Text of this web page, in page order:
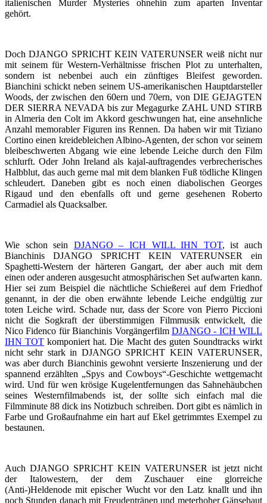
italienischen Murder Mysteries ohnehin zum aparten Inventar
gehört.
Doch DJANGO SPRICHT KEIN VATERUNSER weiß nicht nur
mit seinem für Western-Verhältnisse frischen Plot zu unterhalten,
sondern ist nebenbei auch ein zünftiges Bleifest geworden.
Bianchini schickt neben seinem US-amerikanischen Hauptdarsteller
Woods, der zwischen den 60ern und 70ern, von DIE GEJAGTEN
DER SIERRA NEVADA bis zur Megagurke ZAHL UND STIRB
in Almeria den Colt im Akkord geschwungen hat, eine ansehnliche
Anzahl memorabler Figuren ins Rennen. Da haben wir mit Tiziano
Cortino einen kreidebleichen Albino-Agenten, der schon vor seinem
bleibeschwerten Abgang wie eine lebende Leiche durch den Film
schlurft. Oder John Ireland als kajal-auftragendes verbrecherisches
Halbblut, das auch gerne mal mit dem blanken Fuß tödliche Klingen
schleudert. Daneben gibt es noch einen diabolischen Georges
Rigaud und den ebenfalls oft und gerne gesehenen Roberto
Carmadiel als Quacksalber.
Wie schon sein DJANGO – ICH WILL IHN TOT, ist auch
Bianchinis DJANGO SPRICHT KEIN VATERUNSER ein
Spaghetti-Western der härteren Gangart, der aber auch mit dem
einen oder anderen ausgesucht atmosphärischen Set aufwarten kann.
Hier sei zum Beispiel die nächtliche Schießerei auf dem Friedhof
genannt, in der die oben erwähnte lebende Leiche endgültig zur
toten Leiche wird. Schade nur, dass der Score von Pierro Piccioni
nicht die Sogkraft der überstimmigen Filmmusik entwickelt, die
Nico Fidenco für Bianchinis Vorgängerfilm DJANGO - ICH WILL
IHN TOT komponiert hat. Die Macht des guten Soundtracks wirkt
nicht sehr stark in DJANGO SPRICHT KEIN VATERUNSER,
was aber durch Bianchinis gewohnt versierte Inszenierung und der
spannend erzählten „Spys and Cowboys“-Geschichte wettgemacht
wird. Und für wen krösige Kugelentfernungen das Sahnehäubchen
seines Westernfilmabends ist, der sollte sich einfach mal die
Filmminute 88 dick ins Notizbuch schreiben. Dort gibt es nämlich in
Farbe und Großaufnahme ein hart auf Ekel getrimmtes Exempel zu
bestaunen.
Auch DJANGO SPRICHT KEIN VATERUNSER ist jetzt nicht
der Italowestern, der dem Zuschauer eine glorreiche
(Anti-)Heldenode mit epischer Wucht vor den Latz knallt und ihn
noch Stunden danach mit Freudentränen und meterhoher Gänsehaut